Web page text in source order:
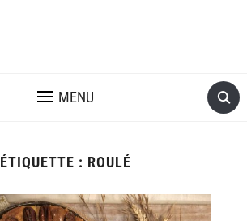
MENU
ÉTIQUETTE : ROULÉ